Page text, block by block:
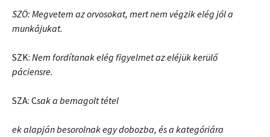
SZÖ: Megvetem az orvosokat, mert nem végzik elég jól a
munkájukat.
SZK: Nem fordítanak elég figyelmet az eléjük kerülő
páciensre.
SZA: Csak a bemagolt tétel
ek alapján besorolnak egy dobozba, és a kategóriára